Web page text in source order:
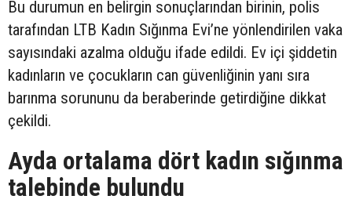
Bu durumun en belirgin sonuçlarından birinin, polis
tarafından LTB Kadın Sığınma Evi’ne yönlendirilen vaka
sayısındaki azalma olduğu ifade edildi. Ev içi şiddetin
kadınların ve çocukların can güvenliğinin yanı sıra
barınma sorununu da beraberinde getirdiğine dikkat
çekildi.
Ayda ortalama dört kadın sığınma
talebinde bulundu